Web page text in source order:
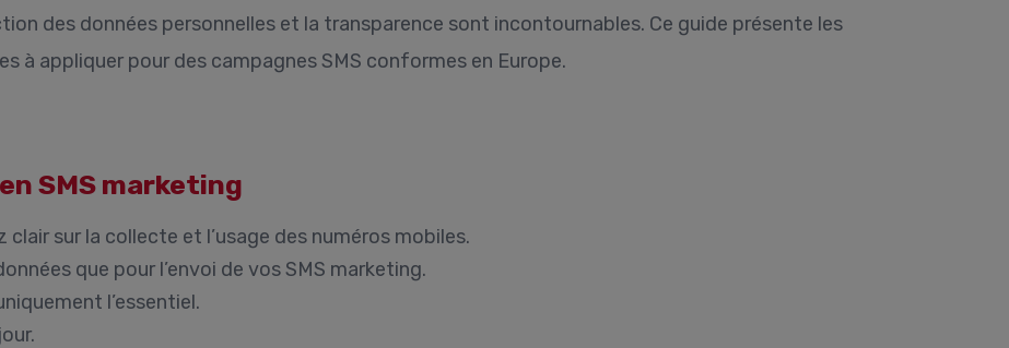
des données personnelles et la transparence sont incontournables. Ce guide présente les
à appliquer pour des campagnes SMS conformes en Europe.
SMS marketing
clair sur la collecte et l’usage des numéros mobiles.
que pour l’envoi de vos SMS marketing.
l’essentiel.